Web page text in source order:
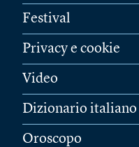
Festival
Privacy e cookie
Video
Dizionario italiano
Oroscopo